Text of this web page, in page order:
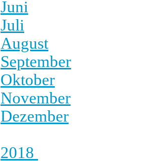
Juni
Juli
August
September
Oktober
November
Dezember
2018